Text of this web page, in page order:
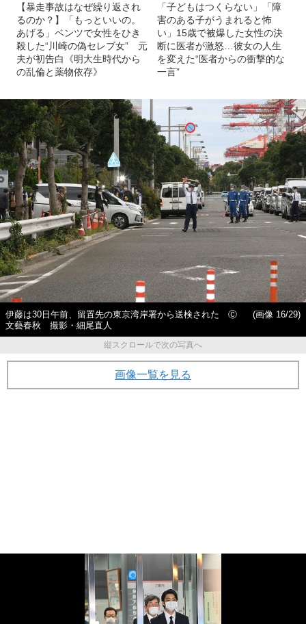
【暴走事故はなぜ繰り返され
るのか？】「もっといいの。
あげる」ベンツで女性をひき
殺した“川崎の偽セレブ女” 元
夫が初告白《明大生時代から
の乱倫と薬物依存》
「子どもはつくらない」「障
害のある子がうまれると怖
い」15歳で被爆した女性の決
断に医者が激怒…彼女の人生
を変えた“医者からの衝撃的な
一言”
伊藤は30日午前、留置先の東京湾岸署から送検された Ⓒ
文藝春秋 撮影・細尾直人
(画像 16/29)
縦スクロールで次の写真へ
画像一覧を見る